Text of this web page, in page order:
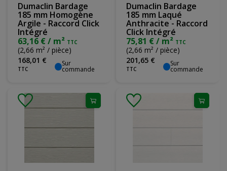
Dumaclin Bardage
185 mm Homogène
Argile - Raccord Click
Intégré
63,16 € / m² TTC
(2,66 m² / pièce)
168,01 €
TTC
Sur
commande
Dumaclin Bardage
185 mm Laqué
Anthracite - Raccord
Click Intégré
75,81 € / m² TTC
(2,66 m² / pièce)
201,65 €
TTC
Sur
commande